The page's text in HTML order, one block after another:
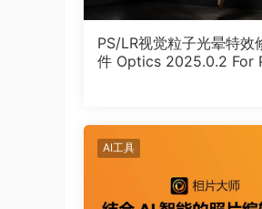
PS/LR视觉粒子光晕特效
件 Optics 2025.0.2 For
AI工具